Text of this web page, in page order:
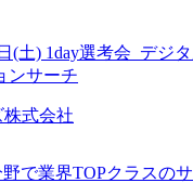
(土) 1day選考会_デジ
ンサーチ
株式会社
で業界TOPクラスの